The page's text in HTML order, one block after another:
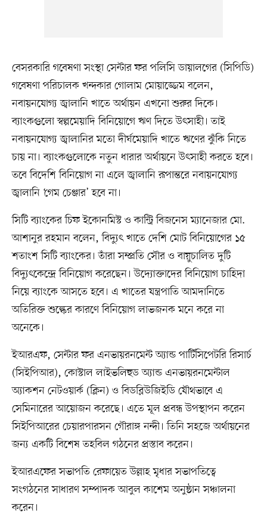
বেসরকারি গবেষণা সংস্থা সেন্টার ফর পলিসি ডায়ালগের (সিপিডি)
গবেষণা পরিচালক খন্দকার গোলাম মোয়াজ্জেম বলেন,
নবায়নযোগ্য জ্বালানি খাতে অর্থায়ন এখনো শুরুর দিকে।
ব্যাংকগুলো স্বল্পমেয়াদি বিনিয়োগে ঋণ দিতে উৎসাহী। তাই
নবায়নযোগ্য জ্বালানির মতো দীর্ঘমেয়াদি খাতে ঋণের ঝুঁকি নিতে
চায় না। ব্যাংকগুলোকে নতুন ধারার অর্থায়নে উৎসাহী করতে হবে।
তবে বিদেশি বিনিয়োগ না এলে জ্বালানি রূপান্তরে নবায়নযোগ্য
জ্বালানি ‘গেম চেঞ্জার’ হবে না।
সিটি ব্যাংকের চিফ ইকোনমিস্ট ও কান্ট্রি বিজনেস ম্যানেজার মো.
আশানুর রহমান বলেন, বিদ্যুৎ খাতে দেশি মোট বিনিয়োগের ১৫
শতাংশ সিটি ব্যাংকের। তাঁরা সম্প্রতি সৌর ও বায়ুচালিত দুটি
বিদ্যুৎকেন্দ্রে বিনিয়োগ করেছেন। উদ্যোক্তাদের বিনিয়োগ চাহিদা
নিয়ে ব্যাংকে আসতে হবে। এ খাতের যন্ত্রপাতি আমদানিতে
অতিরিক্ত শুল্কের কারণে বিনিয়োগ লাভজনক মনে করে না
অনেকে।
ইআরএফ, সেন্টার ফর এনভায়রনমেন্ট অ্যান্ড পার্টিসিপেটরি রিসার্চ
(সিইপিআর), কোস্টাল লাইভলিহুড অ্যান্ড এনভায়রনমেন্টাল
অ্যাকশন নেটওয়ার্ক (ক্লিন) ও বিডব্লিউজিইডি যৌথভাবে এ
সেমিনারের আয়োজন করেছে। এতে মূল প্রবন্ধ উপস্থাপন করেন
সিইপিআরের চেয়ারপারসন গৌরাঙ্গ নন্দী। তিনি সহজে অর্থায়নের
জন্য একটি বিশেষ তহবিল গঠনের প্রস্তাব করেন।
ইআরএফের সভাপতি রেফায়েত উল্লাহ মৃধার সভাপতিত্বে
সংগঠনের সাধারণ সম্পাদক আবুল কাশেম অনুষ্ঠান সঞ্চালনা
করেন।